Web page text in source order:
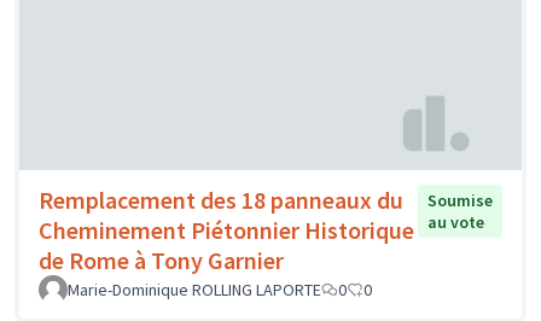
Remplacement des 18 panneaux du
Cheminement Piétonnier Historique
de Rome à Tony Garnier
Soumise
au vote
Marie-Dominique ROLLING LAPORTE 0 0